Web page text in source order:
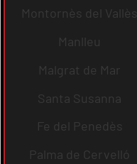
Montornès del Vallès
Manlleu
Malgrat de Mar
Santa Susanna
Fe del Penedès
Palma de Cervelló